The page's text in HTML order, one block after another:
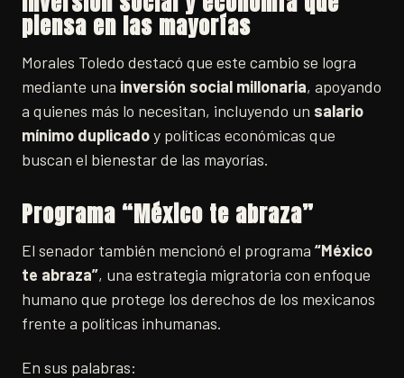
piensa en las mayorías
Morales Toledo destacó que este cambio se logra
mediante una inversión social millonaria, apoyando
a quienes más lo necesitan, incluyendo un salario
mínimo duplicadoy políticas económicas que
buscan el bienestar de las mayorías.
Programa “México te abraza”
El senador también mencionó el programa “México
te abraza”, una estrategia migratoria con enfoque
humano que protege los derechos de los mexicanos
frente a políticas inhumanas.
En sus palabras: